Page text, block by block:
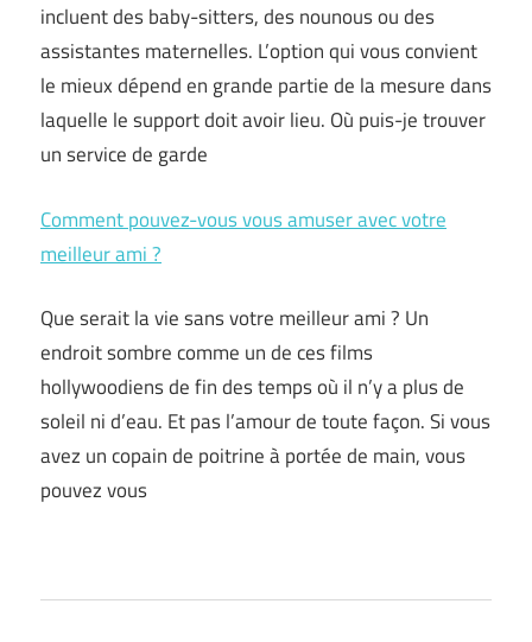
incluent des baby-sitters, des nounous ou des
assistantes maternelles. L’option qui vous convient
le mieux dépend en grande partie de la mesure dans
laquelle le support doit avoir lieu. Où puis-je trouver
un service de garde
Comment pouvez-vous vous amuser avec votre
meilleur ami ?
Que serait la vie sans votre meilleur ami ? Un
endroit sombre comme un de ces films
hollywoodiens de fin des temps où il n’y a plus de
soleil ni d’eau. Et pas l’amour de toute façon. Si vous
avez un copain de poitrine à portée de main, vous
pouvez vous